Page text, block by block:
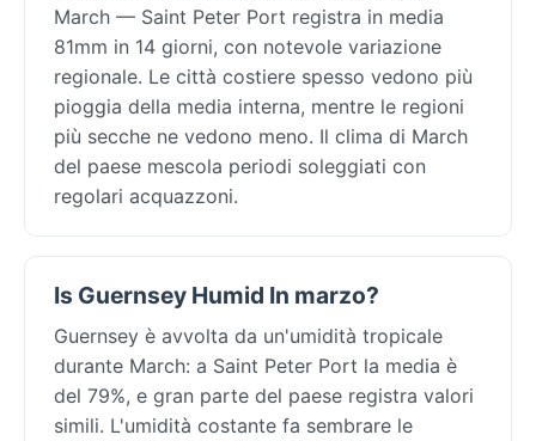
March — Saint Peter Port registra in media
81mm in 14 giorni, con notevole variazione
regionale. Le città costiere spesso vedono più
pioggia della media interna, mentre le regioni
più secche ne vedono meno. Il clima di March
del paese mescola periodi soleggiati con
regolari acquazzoni.
Is Guernsey Humid In marzo?
Guernsey è avvolta da un'umidità tropicale
durante March: a Saint Peter Port la media è
del 79%, e gran parte del paese registra valori
simili. L'umidità costante fa sembrare le